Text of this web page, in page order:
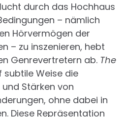
durch das Hochhaus
– nämlich
Hörvermögen der
– zu inszenieren, hebt
Genrevertretern ab. The
subtile Weise die
Stärken von
ohne dabei in
Diese Repräsentation